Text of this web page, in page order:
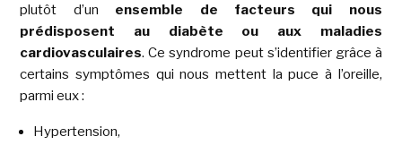
plutôt d’un ensemble de facteurs qui nous
prédisposent au diabète ou aux maladies
cardiovasculaires. Ce syndrome peut s’identifier grâce à
certains symptômes qui nous mettent la puce à l’oreille,
parmi eux :
Hypertension,